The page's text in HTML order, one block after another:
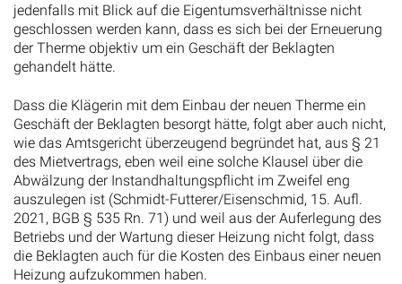
jedenfalls mit Blick auf die Eigentumsverhältnisse nicht
geschlossen werden kann, dass es sich bei der Erneuerung
der Therme objektiv um ein Geschäft der Beklagten
gehandelt hätte.
Dass die Klägerin mit dem Einbau der neuen Therme ein
Geschäft der Beklagten besorgt hätte, folgt aber auch nicht,
wie das Amtsgericht überzeugend begründet hat, aus § 21
des Mietvertrags, eben weil eine solche Klausel über die
Abwälzung der Instandhaltungspflicht im Zweifel eng
auszulegen ist (Schmidt-Futterer/Eisenschmid, 15. Aufl.
2021, BGB § 535 Rn. 71) und weil aus der Auferlegung des
Betriebs und der Wartung dieser Heizung nicht folgt, dass
die Beklagten auch für die Kosten des Einbaus einer neuen
Heizung aufzukommen haben.